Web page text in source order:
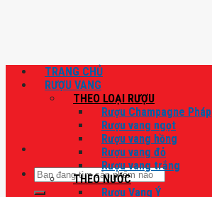
Tìm
kiếm:
TRANG CHỦ
RƯỢU VANG
THEO LOẠI RƯỢU
Rượu Champagne Pháp
Rượu vang ngọt
Rượu vang hồng
Rượu vang đỏ
Rượu vang trắng
THEO NƯỚC
Rượu Vang Ý